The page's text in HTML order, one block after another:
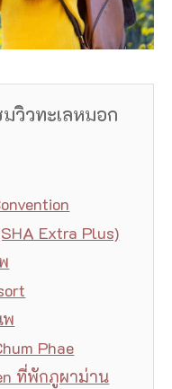
วิวทะเลหมอก
Extra Plus)
พ
Phae
ที่พักภูผาม่าน